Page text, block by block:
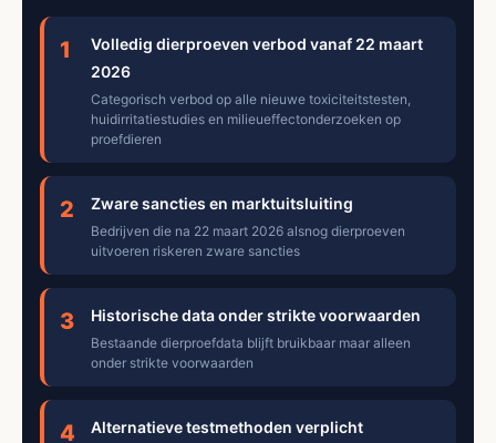
1
Volledig dierproeven verbod vanaf 22 maart
2026
Categorisch verbod op alle nieuwe toxiciteitstesten,
huidirritatiestudies en milieueffectonderzoeken op
proefdieren
2 Zware sancties en marktuitsluiting
Bedrijven die na 22 maart 2026 alsnog dierproeven
uitvoeren riskeren zware sancties
3 Historische data onder strikte voorwaarden
Bestaande dierproefdata blijft bruikbaar maar alleen
onder strikte voorwaarden
4 Alternatieve testmethoden verplicht